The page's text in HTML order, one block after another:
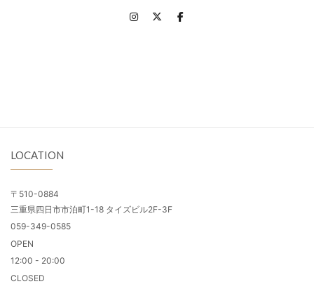
LOCATION
〒510-0884
三重県四日市市泊町1-18 タイズビル2F-3F
059-349-0585
OPEN
12:00 - 20:00
CLOSED